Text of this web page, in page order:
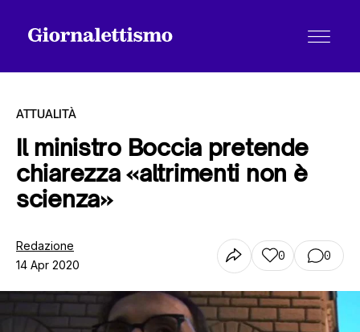
Tutti gli articoli
Chi siamo
Contatti
ATTUALITÀ
Il ministro Boccia pretende
chiarezza «altrimenti non è
scienza»
Redazione
14 Apr 2020
0 0